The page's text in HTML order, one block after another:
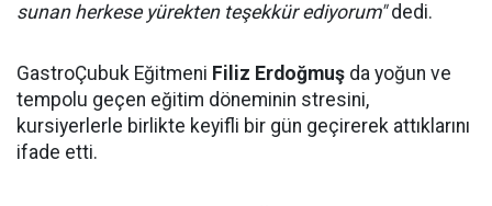
sunan herkese yürekten teşekkür ediyorum"dedi.
GastroÇubuk Eğitmeni Filiz Erdoğmuş da yoğun ve
tempolu geçen eğitim döneminin stresini,
kursiyerlerle birlikte keyifli bir gün geçirerek attıklarını
ifade etti.